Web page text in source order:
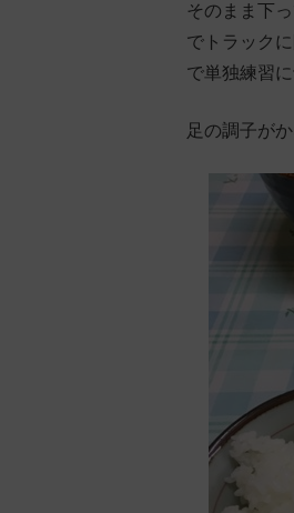
そのまま下
でトラック
で単独練習
足の調子が